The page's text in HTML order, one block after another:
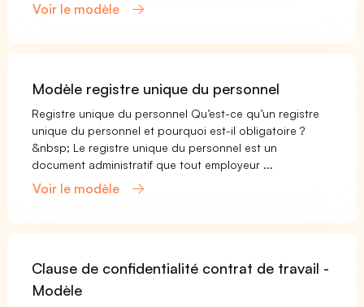
Voir le modèle
Modèle registre unique du personnel
Registre unique du personnel Qu’est-ce qu’un registre
unique du personnel et pourquoi est-il obligatoire ?
&nbsp; Le registre unique du personnel est un
document administratif que tout employeur ...
Voir le modèle
Clause de confidentialité contrat de travail -
Modèle